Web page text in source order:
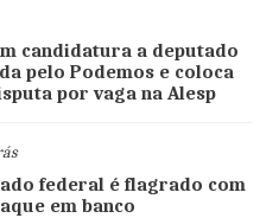
candidatura a deputado
pelo Podemos e coloca
por vaga na Alesp
federal é flagrado com
em banco